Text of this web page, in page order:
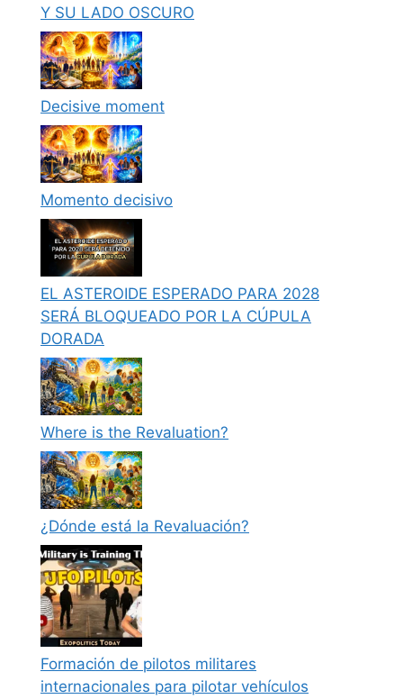
Y SU LADO OSCURO
Decisive moment
Momento decisivo
EL ASTEROIDE ESPERADO PARA 2028
SERÁ BLOQUEADO POR LA CÚPULA
DORADA
Where is the Revaluation?
¿Dónde está la Revaluación?
Formación de pilotos militares
internacionales para pilotar vehículos